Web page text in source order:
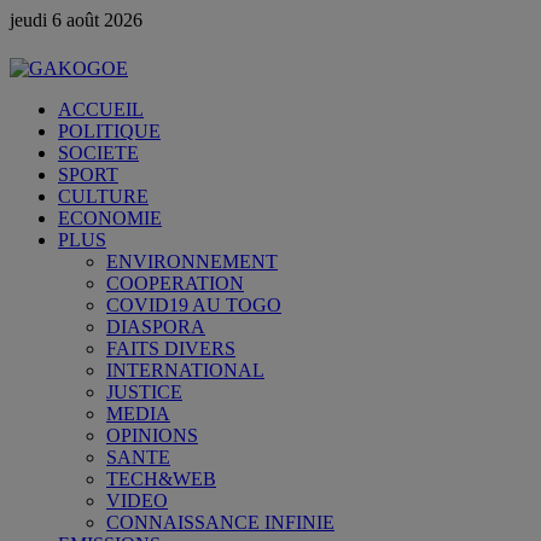
jeudi 6 août 2026
ACCUEIL
POLITIQUE
SOCIETE
SPORT
CULTURE
ECONOMIE
PLUS
ENVIRONNEMENT
COOPERATION
COVID19 AU TOGO
DIASPORA
FAITS DIVERS
INTERNATIONAL
JUSTICE
MEDIA
OPINIONS
SANTE
TECH&WEB
VIDEO
CONNAISSANCE INFINIE